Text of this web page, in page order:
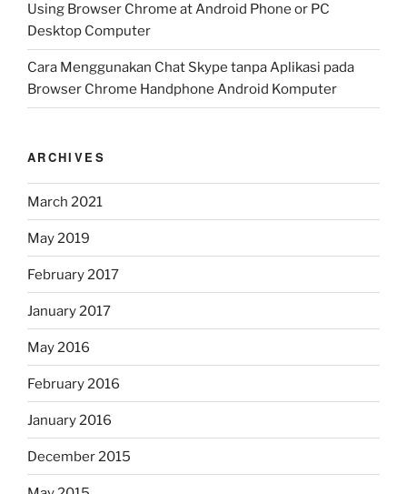
Using Browser Chrome at Android Phone or PC
Desktop Computer
Cara Menggunakan Chat Skype tanpa Aplikasi pada
Browser Chrome Handphone Android Komputer
ARCHIVES
March 2021
May 2019
February 2017
January 2017
May 2016
February 2016
January 2016
December 2015